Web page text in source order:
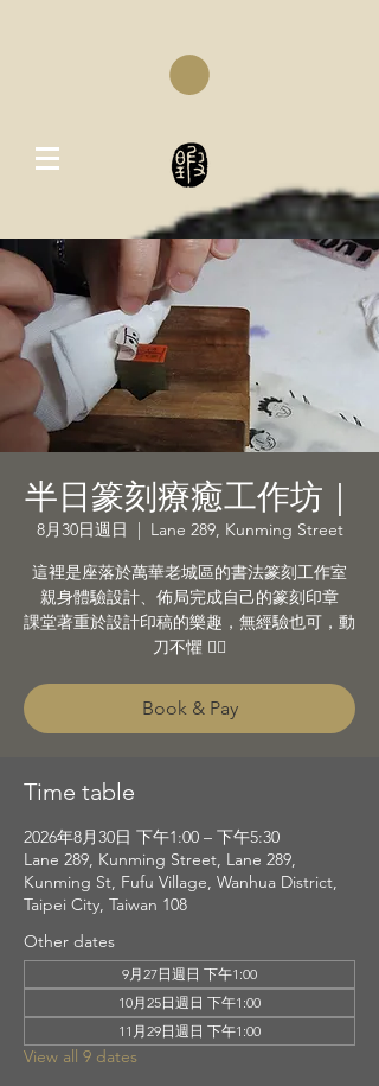
半日篆刻療癒工作坊｜
8月30日週日
  |
Lane 289, Kunming Street
這裡是座落於萬華老城區的書法篆刻工作室
親身體驗設計、佈局完成自己的篆刻印章
課堂著重於設計印稿的樂趣，無經驗也可，動
刀不懼 👌🏼
Book & Pay
Time table
2026年8月30日 下午1:00 – 下午5:30
Lane 289, Kunming Street, Lane 289,
Kunming St, Fufu Village, Wanhua District,
Taipei City, Taiwan 108
Other dates
9月27日週日 下午1:00
10月25日週日 下午1:00
11月29日週日 下午1:00
View all 9 dates